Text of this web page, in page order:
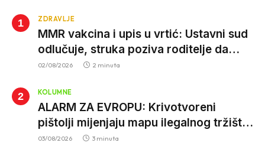
ZDRAVLJE
MMR vakcina i upis u vrtić: Ustavni sud
odlučuje, struka poziva roditelje da
vjeruju nauci
02/08/2026 2 minuta
KOLUMNE
ALARM ZA EVROPU: Krivotvoreni
pištolji mijenjaju mapu ilegalnog tržišta,
istrage ukazuju na proizvodnju van EU
03/08/2026 3 minuta